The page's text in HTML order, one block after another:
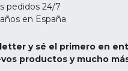
pedidos 24/7
en España
y sé el primero en
productos y mucho